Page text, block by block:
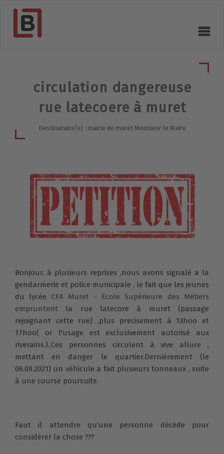
circulation dangereuse
rue latecoere à muret
Destinataire(s) : mairie de muret Monsieur le Maire
Bonjour, à plusieurs reprises ,nous avons signalé a la
gendarmerie et police municipale , le fait que les jeunes
du lycée CFA Muret - Ecole Supérieure des Métiers
empruntent la rue latecore à muret (passage
rejoignant cette rue) ,plus precisement à 13hoo et
17hoo( or l'usage est exclusivement autorisé aux
riverains.)..Ces personnes circulent à vive allure ,
mettant en danger le quartier.Dernièrement (le
06.09.2021) un véhicule a fait plusieurs tonneaux , suite
à une course poursuite.
Faut il attendre qu'une personne décède pour
considérer la chose ???